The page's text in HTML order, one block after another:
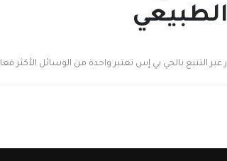
الطبيعي
التتبع بالجي بي إس تعتبر واحدة من الوسائل الأكثر